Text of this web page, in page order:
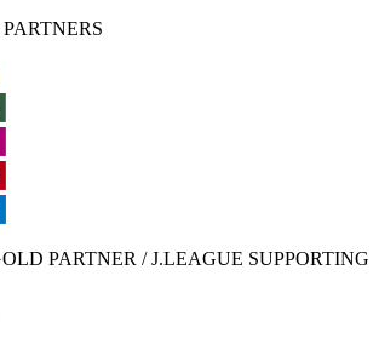
PARTNER / J.LEAGUE SUPPORTING